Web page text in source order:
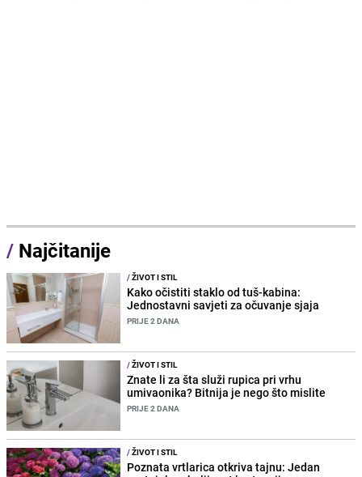
/ Najčitanije
/ŽIVOT I STIL
Kako očistiti staklo od tuš-kabina:
Jednostavni savjeti za očuvanje sjaja
PRIJE 2 DANA
/ŽIVOT I STIL
Znate li za šta služi rupica pri vrhu
umivaonika? Bitnija je nego što mislite
PRIJE 2 DANA
/ŽIVOT I STIL
Poznata vrtlarica otkriva tajnu: Jedan